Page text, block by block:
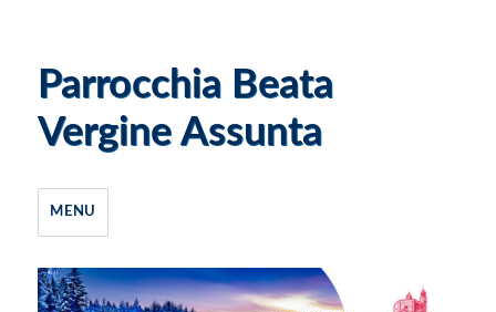
Parrocchia Beata
Vergine Assunta
MENU